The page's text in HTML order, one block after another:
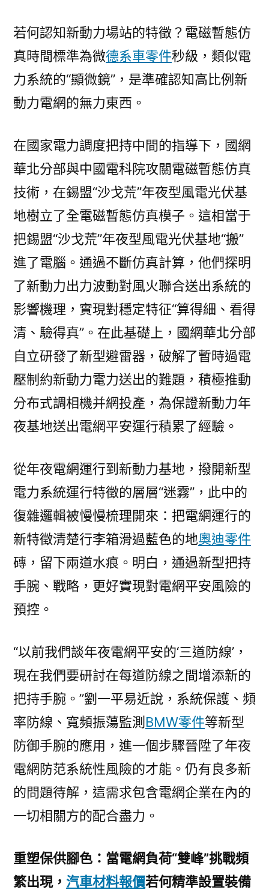
若何認知新動力場站的特徵？電磁暫態仿
真時間標準為微德系車零件秒級，類似電
力系統的“顯微鏡”，是準確認知高比例新
動力電網的無力東西。
在國家電力調度把持中間的指導下，國網
華北分部與中國電科院攻關電磁暫態仿真
技術，在錫盟“沙戈荒”年夜型風電光伏基
地樹立了全電磁暫態仿真模子。這相當于
把錫盟“沙戈荒”年夜型風電光伏基地“搬”
進了電腦。通過不斷仿真計算，他們探明
了新動力出力波動對風火聯合送出系統的
影響機理，實現對穩定特征“算得細、看得
清、驗得真”。在此基礎上，國網華北分部
自立研發了新型避雷器，破解了暫時過電
壓制約新動力電力送出的難題，積極推動
分布式調相機并網投產，為保證新動力年
夜基地送出電網平安運行積累了經驗。
從年夜電網運行到新動力基地，撥開新型
電力系統運行特徵的層層“迷霧”，此中的
復雜邏輯被慢慢梳理開來：把電網運行的
新特徵清楚行李箱滑過藍色的地奧迪零件
磚，留下兩道水痕。明白，通過新型把持
手腕、戰略，更好實現對電網平安風險的
預控。
“以前我們談年夜電網平安的‘三道防線’，
現在我們要研討在每道防線之間增添新的
把持手腕。”劉一平易近說，系統保護、頻
率防線、寬頻振蕩監測 BMW零件等新型
防御手腕的應用，進一個步驟晉陞了年夜
電網防范系統性風險的才能。仍有良多新
的問題待解，這需求包含電網企業在內的
一切相關方的配合盡力。
重塑保供腳色：當電網負荷“雙峰”挑戰頻
繁出現， 汽車材料報價若何精準設置裝備